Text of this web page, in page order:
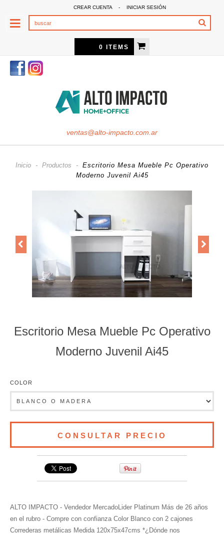
CREAR CUENTA - INICIAR SESIÓN
0 ITEMS
ventas@alto-impacto.com.ar
Inicio - Productos - Escritorio Mesa Mueble Pc Operativo
Moderno Juvenil Ai45
Escritorio Mesa Mueble Pc Operativo
Moderno Juvenil Ai45
COLOR
ALTO IMPACTO - Vendedor MercadoLider Platinum Más de 26 años
en el rubro - Compre con confianza Color Blanco con 2 cajones
Correderas metálicas Medida 120x75x47cms *¿Dónde nos